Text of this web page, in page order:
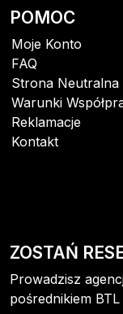
POMOC
Moje Konto
FAQ
Strona Neutralna
Warunki
Reklamacje
Kontakt
ZOSTAŃ
Prowadzisz
pośrednikiem